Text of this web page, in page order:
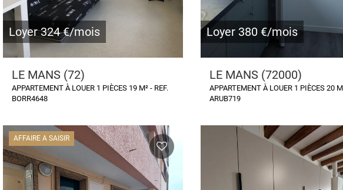
Loyer 324 €/mois
LE MANS (72)
APPARTEMENT À LOUER 1 PIÈCES 19 M² - REF.
BORR4648
Loyer 380 €/mois
LE MANS (72000)
APPARTEMENT À LOUER 1 PIÈCES 20
ARUB719
AFFAIRE A SAISIR